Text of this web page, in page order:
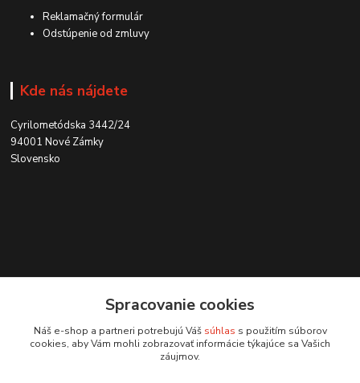
Reklamačný formulár
Odstúpenie od zmluvy
Kde nás nájdete
Cyrilometódska 3442/24
94001 Nové Zámky
Slovensko
0915 707 737
(Po-Pia, 8-15 hod.)
Spracovanie cookies
Náš e-shop a partneri potrebujú Váš súhlas s použitím súborov
cookies, aby Vám mohli zobrazovať informácie týkajúce sa Vašich
záujmov.